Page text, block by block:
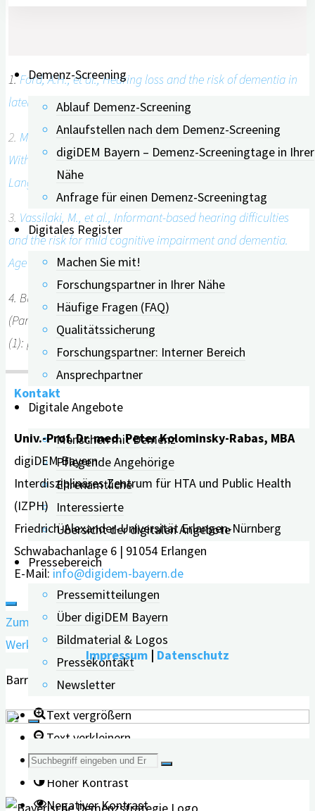
Demenz-Screening
Ablauf Demenz-Screening
Anlaufstellen nach dem Demenz-Screening
digiDEM Bayern – Demenz-Screeningtage in Ihrer
Nähe
Anfrage für einen Demenz-Screeningtag
Digitales Register
Machen Sie mit!
Forschungspartner in Ihrer Nähe
Häufige Fragen (FAQ)
Qualitätssicherung
Forschungspartner: Interner Bereich
Ansprechpartner
Digitale Angebote
Menschen mit Demenz
Pflegende Angehörige
Ehrenamtliche
Interessierte
Übersicht der digitalen Angebote
Pressebereich
Pressemitteilungen
Über digiDEM Bayern
Bildmaterial & Logos
Pressekontakt
Newsletter
Suche
nach:
1.Ford, A.H., et al., Hearing loss and the risk of dementia in
later life. Maturitas, 2018. 112: p. 1-11.
2. Mamo, S.K., et al., Hearing Loss Treatment in Older Adults
With Cognitive Impairment: A Systematic Review. J Speech
Lang Hear Res, 2018. 61(10): p. 2589-2603.
3. Vassilaki, M., et al., Informant-based hearing difficulties
and the risk for mild cognitive impairment and dementia.
Age Ageing, 2019. 48(6): p. 888-894.
4. Buschermöhle, M., et al., The German Digit Triplets Test
(Part II): Validation and Pass/Fail Criteria. Z Audiol, 2015. 54
(1): p. 6 – 13.
Kontakt
Univ.-Prof. Dr. med. Peter Kolominsky-Rabas, MBA
digiDEM Bayern
Interdisziplinäres Zentrum für HTA und Public Health
(IZPH)
Friedrich-Alexander-Universität Erlangen-Nürnberg
Schwabachanlage 6 | 91054 Erlangen
E-Mail: info@digidem-bayern.de
Impressum | Datenschutz
Zum Inhalt springen
Werkzeugleiste öffnen
Barrierefreiheit Werkzeuge
Text vergrößern
Text verkleinern
Graustufen
Hoher Kontrast
Negativer Kontrast